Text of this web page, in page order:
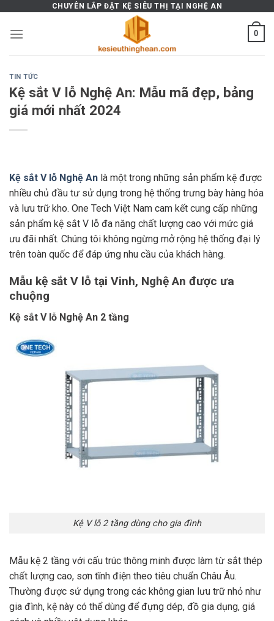
content
CHUYÊN LẮP ĐẶT KỆ SIÊU THỊ TẠI NGHỆ AN
0
TIN TỨC
Kệ sắt V lỗ Nghệ An: Mẫu mã đẹp, bảng
giá mới nhất 2024
Kệ sắt V lỗ Nghệ An là một trong những sản phẩm kệ được
nhiều chủ đầu tư sử dụng trong hệ thống trưng bày hàng hóa
và lưu trữ kho. One Tech Việt Nam cam kết cung cấp những
sản phẩm kệ sắt V lỗ đa năng chất lượng cao với mức giá
ưu đãi nhất. Chúng tôi không ngừng mở rộng hệ thống đại lý
trên toàn quốc để đáp ứng nhu cầu của khách hàng.
Mẫu kệ sắt V lỗ tại Vinh, Nghệ An được ưa
chuộng
Kệ sắt V lỗ Nghệ An 2 tầng
Kệ V lỗ 2 tầng dùng cho gia đình
Mẫu kệ 2 tầng với cấu trúc thông minh được làm từ sắt thép
chất lượng cao, sơn tĩnh điện theo tiêu chuẩn Châu Âu.
Thường được sử dụng trong các không gian lưu trữ nhỏ như
gia đình, kệ này có thể dùng để đựng dép, đồ gia dụng, giá